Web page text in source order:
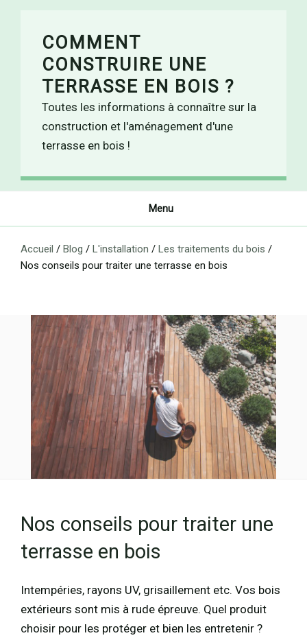
COMMENT
CONSTRUIRE UNE
TERRASSE EN BOIS ?
Toutes les informations à connaître sur la
construction et l'aménagement d'une
terrasse en bois !
Menu
Accueil / Blog / L'installation / Les traitements du bois /
Nos conseils pour traiter une terrasse en bois
Nos conseils pour traiter une
terrasse en bois
Intempéries, rayons UV, grisaillement etc. Vos bois
extérieurs sont mis à rude épreuve. Quel produit
choisir pour les protéger et bien les entretenir ?